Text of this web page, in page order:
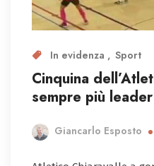
In evidenza Sport
Cinquina
sempre più
Giancarlo Esposto